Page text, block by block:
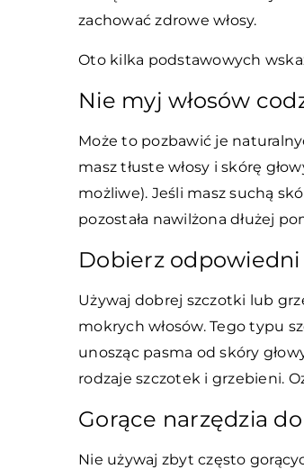
zachować zdrowe włosy.
Oto kilka podstawowych
Nie myj włosów
Może to pozbawić je
masz tłuste włosy i skórę
możliwe). Jeśli masz suchą
pozostała nawilżona dłużej
Dobierz
Używaj dobrej szczotki lub
mokrych włosów. Tego typu
unosząc pasma od skóry
rodzaje szczotek i grzebieni.
Gorące narzędzia
Nie używaj zbyt często